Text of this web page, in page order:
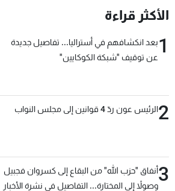
الأكثر قراءة
1بعد انكشافهم في أستراليا... تفاصيل جديدة
عن توقيف "شبكة الكوكايين"
2الرئيس عون ردّ 4 قوانين إلى مجلس النواب
3أنفاق "حزب الله" من البقاع إلى كسروان فجبيل
وصولاً إلى المختارة... التفاصيل في نشرة الأخبار